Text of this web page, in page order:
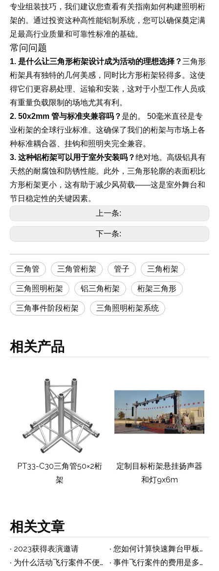
专业组装技巧，我们建议您查看有关指南如何构建照明桁
架的。通过投资这种高性能铝制系统，您可以确保奠定满
足最高行业质量和可靠性标准的基础。
常问问题
1. 是什么让三角形桁架设计成为活动的理想选择？ 三角形
桁架具有独特的几何美感，同时比方形桁架轻得多。这使
得它们更容易处理、运输和安装，这对于小型工作人员或
有重量负载限制的场地尤其有利。
2. 50x2mm 管与标准夹兼容吗？ 是的。 50毫米直径是专
业桁架的全球行业标准。这确保了我们的桁架与市场上各
种标准耦合器、挂钩和照明夹完全兼容。
3. 这种铝桁架可以用于室外安装吗？绝对地。高级铝具有
天然的耐腐蚀和防锈性能。此外，三角形轮廓的表面积比
方形桁架更小，这有助于减少风荷载——这是室外舞台和
节日稳定性的关键因素。
上一条:
下一条:
三角管 三角管桁架 管子 三角桁架
三角照明桁架 铝三角桁架 桁架三角形
三角事件阶段桁架 三角照明桁架系统
相关产品
PT33-C30三角管50×2桁
架
定制目标桁架悬挂扬声器
和灯9x6m
相关文章
2023获得表演邀请
您如何计算快速舞台甲板数量？
为什么活动飞行案件不便宜？
事件飞行案件的费用是多少？